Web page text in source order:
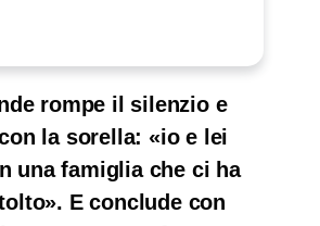
rompe il silenzio e
la sorella: «io e lei
una famiglia che ci ha
E conclude con